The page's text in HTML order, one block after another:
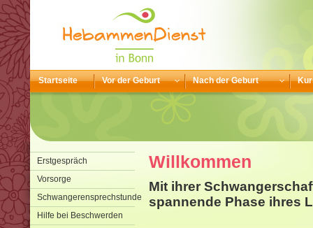
Startseite Vor der Geburt Nach der Geburt
Erstgespräch
Vorsorge
Schwangerensprechstunde
Hilfe bei Beschwerden
Willkommen
Mit ihrer
spannende Phase ihres